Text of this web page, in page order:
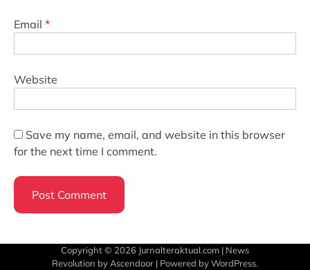
Email *
Website
Save my name, email, and website in this browser
for the next time I comment.
Copyright © 2026 Jurnalteraktual.com | News
Revolution by Ascendoor | Powered byWordPress.